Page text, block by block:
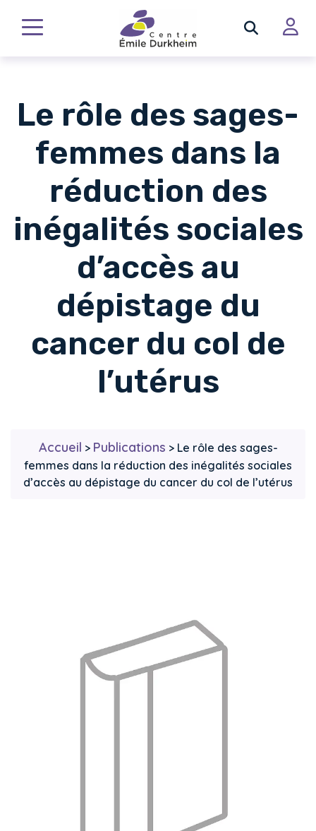
Le rôle des sages-
femmes dans la
réduction des
inégalités sociales
d’accès au
dépistage du
cancer du col de
l’utérus
Accueil > Publications > Le rôle des sages-
femmes dans la réduction des inégalités sociales
d’accès au dépistage du cancer du col de l’utérus